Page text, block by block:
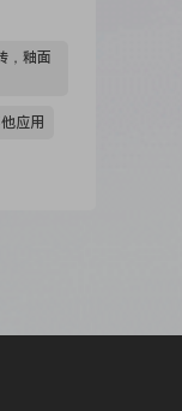
，釉面
应用